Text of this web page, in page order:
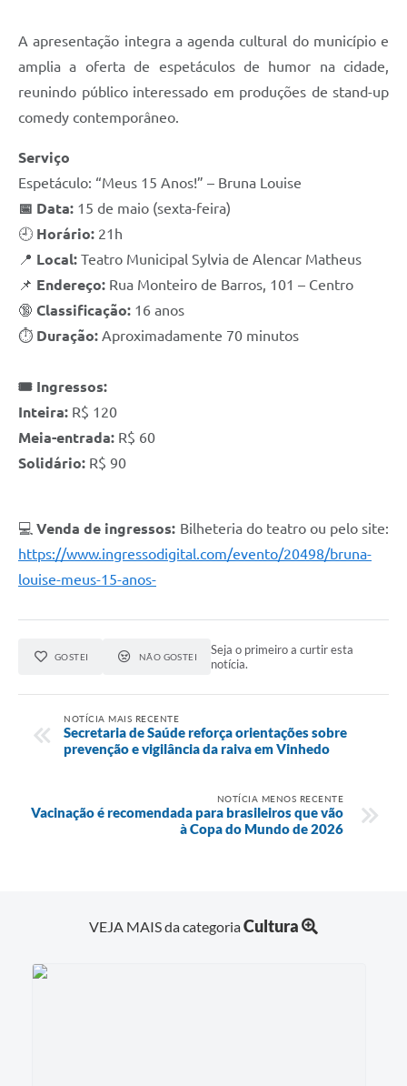
A apresentação integra a agenda cultural do município e
amplia a oferta de espetáculos de humor na cidade,
reunindo público interessado em produções de stand-up
comedy contemporâneo.
Serviço
Espetáculo: “Meus 15 Anos!” – Bruna Louise
📅 Data: 15 de maio (sexta-feira)
🕘 Horário: 21h
📍 Local: Teatro Municipal Sylvia de Alencar Matheus
📌 Endereço: Rua Monteiro de Barros, 101 – Centro
🔞 Classificação: 16 anos
⏱️ Duração: Aproximadamente 70 minutos
🎟️ Ingressos:
Inteira: R$ 120
Meia-entrada: R$ 60
Solidário: R$ 90
💻Venda de ingressos: Bilheteria do teatro ou pelo site:
https://www.ingressodigital.com/evento/20498/bruna-
louise-meus-15-anos-
GOSTEI NÃO GOSTEI
Seja o primeiro a curtir esta
notícia.
NOTÍCIA MAIS RECENTE
Secretaria de Saúde reforça orientações sobre
prevenção e vigilância da raiva em Vinhedo
NOTÍCIA MENOS RECENTE
Vacinação é recomendada para brasileiros que vão
à Copa do Mundo de 2026
VEJA MAIS da categoriaCultura